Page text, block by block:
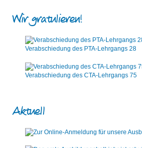
Wir gratulieren!
Verabschiedung des PTA-Lehrgangs 28
Verabschiedung des CTA-Lehrgangs 75
Aktuell